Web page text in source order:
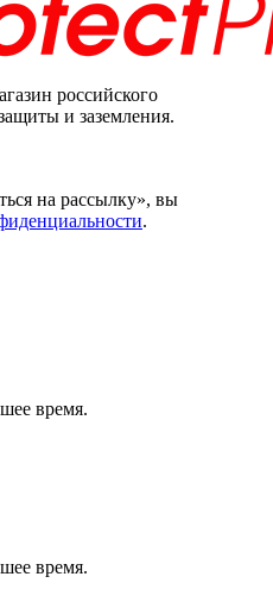
российского
и заземления.
на рассылку», вы
.
время.
время.